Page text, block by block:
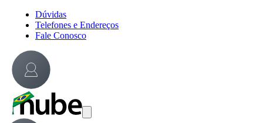
Dúvidas
Telefones e Endereços
Fale Conosco